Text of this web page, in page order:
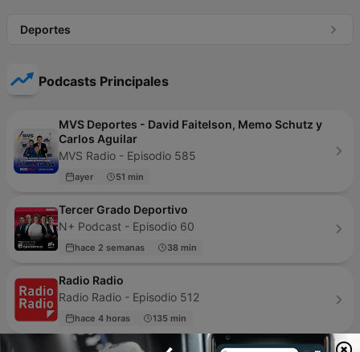
Deportes
Podcasts Principales
MVS Deportes - David Faitelson, Memo Schutz y
Carlos Aguilar
MVS Radio - Episodio 585
ayer 51 min
Tercer Grado Deportivo
N+ Podcast - Episodio 60
hace 2 semanas 38 min
Radio Radio
Radio Radio - Episodio 512
hace 4 horas 135 min